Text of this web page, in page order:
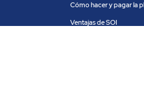
Cómo hacer y pagar la
Ventajas de SOI